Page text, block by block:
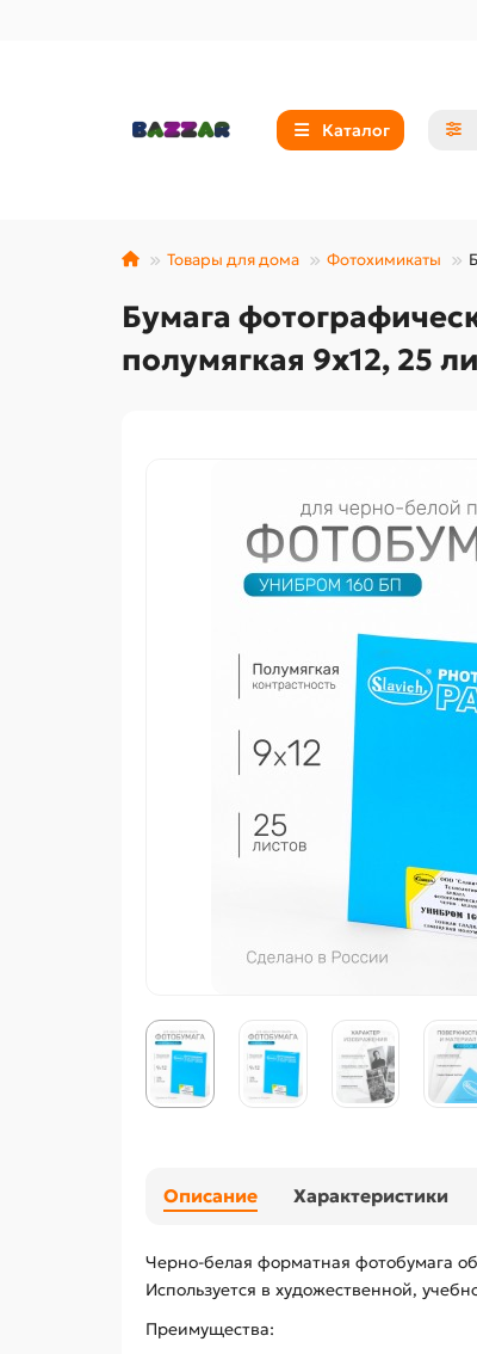
Каталог
Товары для дома Фотохимикаты
Бумага
полумягкая 9х12, 25
Описание Характеристики
Черно-белая форматная фотобумага
Используется в художественной,
Преимущества: